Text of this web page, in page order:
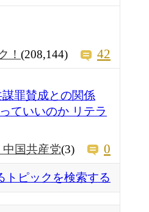
！ (208,144) 42
罪賛成との関係
ていいのか リテラ
中国共産党(3) 0
トピックを検索する